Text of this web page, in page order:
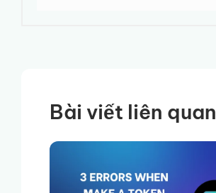
Bài viết liên quan